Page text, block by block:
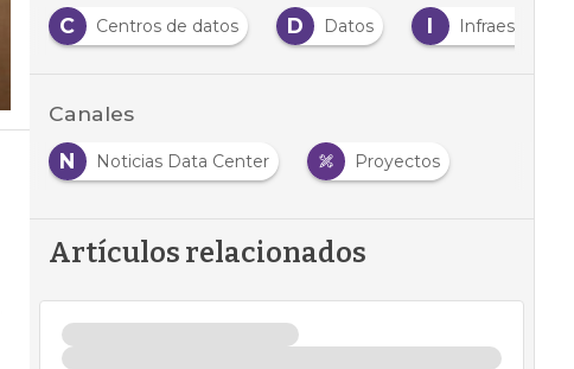
C Centros de datos D Datos I
Canales
N
Noticias Data Center Proyectos
Artículos relacionados